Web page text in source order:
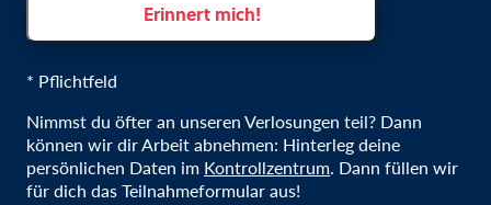
Erinnert mich!
* Pflichtfeld
Nimmst du öfter an unseren Verlosungen teil? Dann
können wir dir Arbeit abnehmen: Hinterleg deine
persönlichen Daten im Kontrollzentrum. Dann füllen wir
für dich das Teilnahmeformular aus!